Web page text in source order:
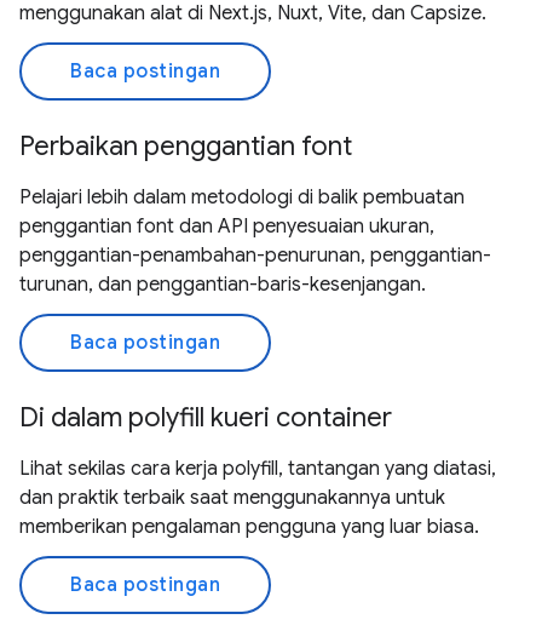
menggunakan alat di Next.js, Nuxt, Vite, dan Capsize.
Baca postingan
Perbaikan penggantian font
Pelajari lebih dalam metodologi di balik pembuatan
penggantian font dan API penyesuaian ukuran,
penggantian-penambahan-penurunan, penggantian-
turunan, dan penggantian-baris-kesenjangan.
Baca postingan
Di dalam polyfill kueri container
Lihat sekilas cara kerja polyfill, tantangan yang diatasi,
dan praktik terbaik saat menggunakannya untuk
memberikan pengalaman pengguna yang luar biasa.
Baca postingan